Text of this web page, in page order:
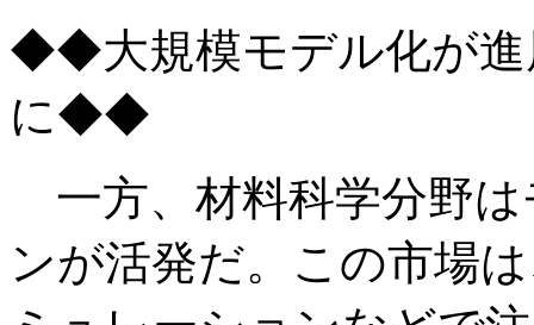
◆◆大規模モデル化が進
に◆◆
一方、材料科学分野
ンが活発だ。この市場